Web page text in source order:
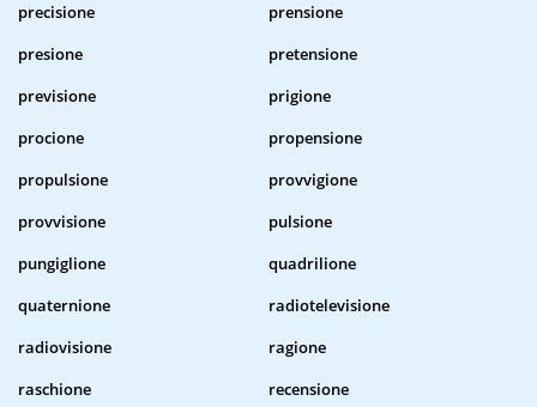
precisione
prensione
presione
pretensione
previsione
prigione
procione
propensione
propulsione
provvigione
provvisione
pulsione
pungiglione
quadrilione
quaternione
radiotelevisione
radiovisione
ragione
raschione
recensione